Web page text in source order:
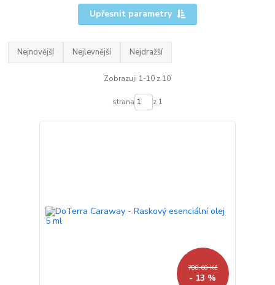
Upřesnit parametry
Nejnovější Nejlevnější Nejdražší
Zobrazuji 1-10 z 10
strana z 1
788,60 Kč
- 13 %